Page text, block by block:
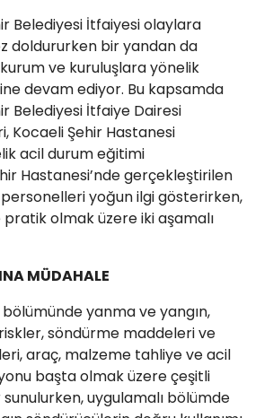
Belediyesi İtfaiyesi olaylara
doldururken bir yandan da
ve kuruluşlara yönelik
devam ediyor. Bu kapsamda
Belediyesi İtfaiye Dairesi
Kocaeli Şehir Hastanesi
acil durum eğitimi
Hastanesi’nde gerçekleştirilen
yoğun ilgi gösterirken,
olmak üzere iki aşamalı
MÜDAHALE
yanma ve yangın,
söndürme maddeleri ve
araç, malzeme tahliye ve acil
başta olmak üzere çeşitli
uygulamalı bölümde